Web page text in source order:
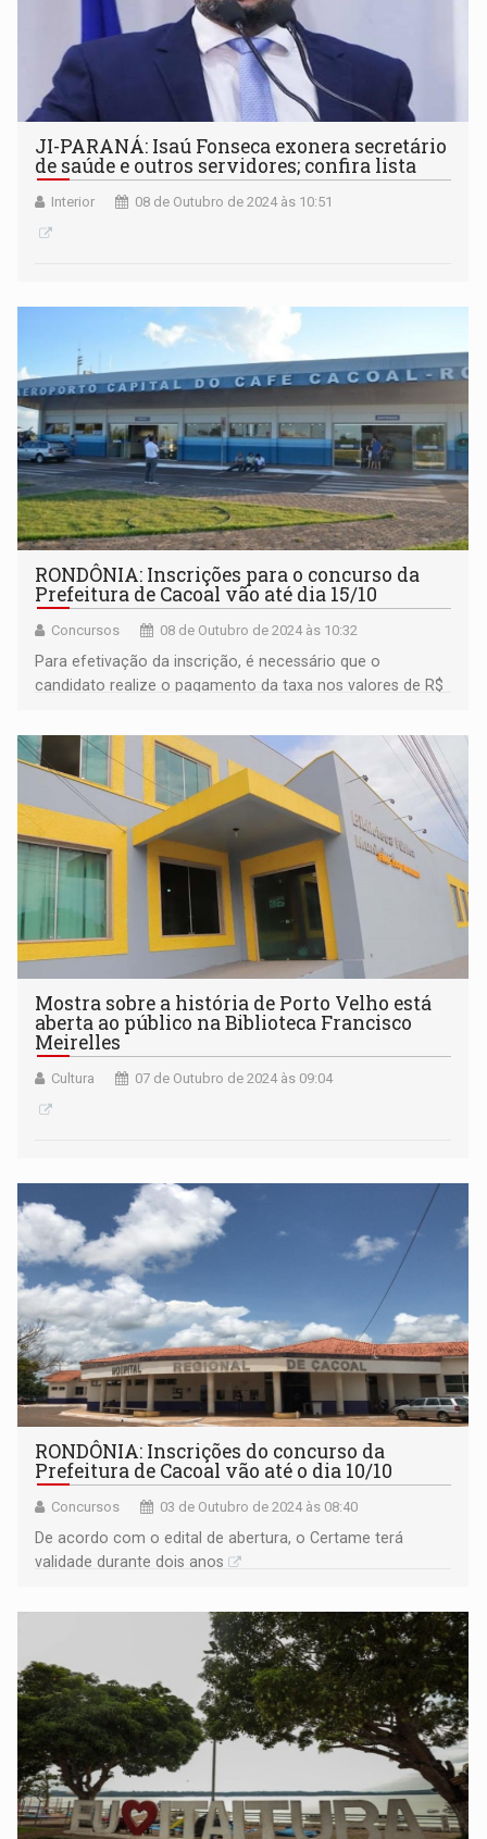
JI-PARANÁ: Isaú Fonseca exonera secretário
de saúde e outros servidores; confira lista
Interior 08 de Outubro de 2024 às 10:51
RONDÔNIA: Inscrições para o concurso da
Prefeitura de Cacoal vão até dia 15/10
Concursos 08 de Outubro de 2024 às 10:32
Para efetivação da inscrição, é necessário que o
candidato realize o pagamento da taxa nos valores de R$
Mostra sobre a história de Porto Velho está
aberta ao público na Biblioteca Francisco
Meirelles
Cultura 07 de Outubro de 2024 às 09:04
RONDÔNIA: Inscrições do concurso da
Prefeitura de Cacoal vão até o dia 10/10
Concursos 03 de Outubro de 2024 às 08:40
De acordo com o edital de abertura, o Certame terá
validade durante dois anos